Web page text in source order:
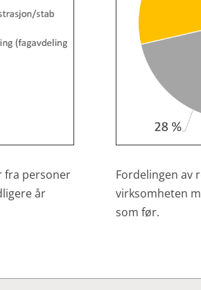
fra personer
år
Fordelingen av
virksomheten
som før.